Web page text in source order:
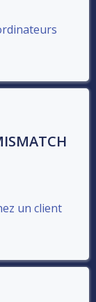
un client